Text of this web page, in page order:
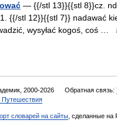
— {{/stl 13}}{{stl 8}}cz.
{{/stl 12}}{{stl 7}} nadawać
wysyłać kogoś, coś …
2000-2026 Обратная связь:
Путешествия
словарей на сайты , сделанные на